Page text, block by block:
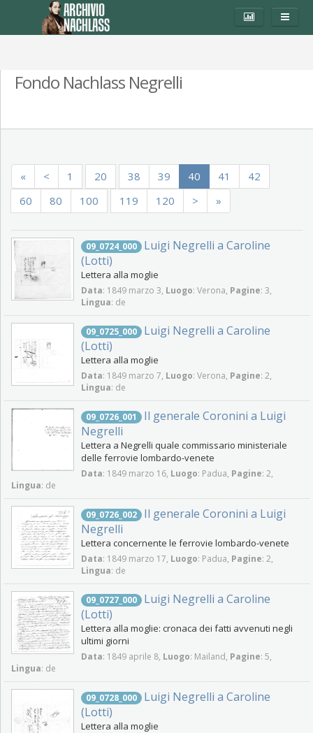
Fondo Nachlass Negrelli
« < 1 20 38 39 40 41
42
60
80 100 119 120 > »
09_0724_000
Luigi Negrelli a Caroline
(Lotti)
Lettera alla moglie
Data: 1849 marzo 3, Luogo: Verona, Pagine: 3,
Lingua: de
09_0725_000
Luigi Negrelli a Caroline
(Lotti)
Lettera alla moglie
Data: 1849 marzo 7, Luogo: Verona, Pagine: 2,
Lingua: de
09_0726_001
Il generale Coronini a Luigi
Negrelli
Lettera a Negrelli quale commissario ministeriale
delle ferrovie lombardo-venete
Data: 1849 marzo 16, Luogo: Padua, Pagine: 2,
Lingua: de
09_0726_002
Il generale Coronini a Luigi
Negrelli
Lettera concernente le ferrovie lombardo-venete
Data: 1849 marzo 17, Luogo: Padua, Pagine: 2,
Lingua: de
09_0727_000
Luigi Negrelli a Caroline
(Lotti)
Lettera alla moglie: cronaca dei fatti avvenuti negli
ultimi giorni
Data: 1849 aprile 8, Luogo: Mailand, Pagine: 5,
Lingua: de
09_0728_000
Luigi Negrelli a Caroline
(Lotti)
Lettera alla moglie